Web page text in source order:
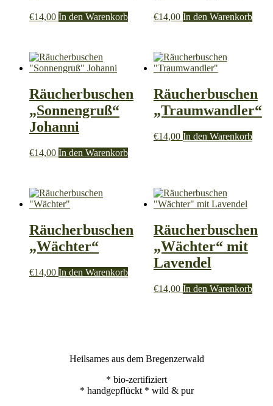
€14,00 In den Warenkorb €14,00 In den Warenkorb
Räucherbuschen
„Sonnengruß“
Johanni
€14,00 In den Warenkorb
Räucherbuschen
„Traumwandler“
€14,00 In den Warenkorb
Räucherbuschen
„Wächter“
€14,00 In den Warenkorb
Räucherbuschen
„Wächter“ mit
Lavendel
€14,00 In den Warenkorb
Heilsames aus dem Bregenzerwald
* bio-zertifiziert
* handgepflückt * wild & pur